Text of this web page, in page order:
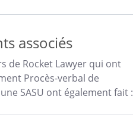
associés
de Rocket Lawyer qui ont
Procès-verbal de
SASU ont également fait :